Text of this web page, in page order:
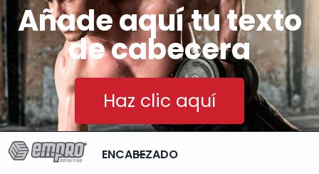
Añade aquí tu texto
de cabecera
Haz clic aquí
ENCABEZADO